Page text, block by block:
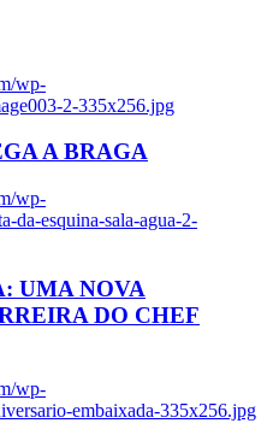
wp-
2-335x256.jpg
A BRAGA
wp-
da-esquina-sala-agua-2-
UMA NOVA
DO CHEF
wp-
embaixada-335x256.jpg